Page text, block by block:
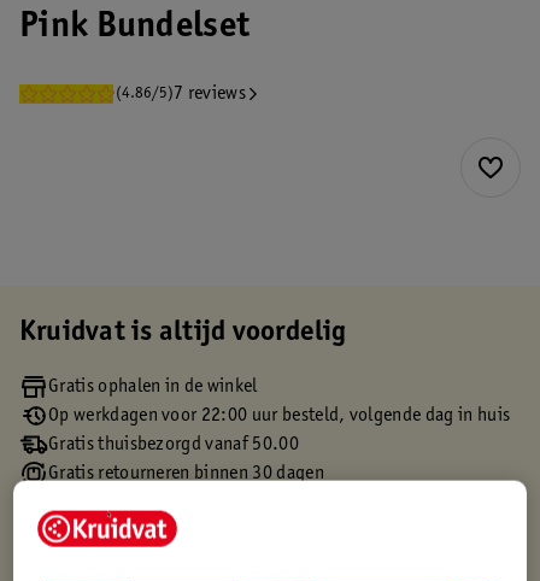
Pink Bundelset
(4.86/5) 7 reviews
Kruidvat is altijd voordelig
Gratis ophalen in de winkel
Op werkdagen voor 22:00 uur besteld, volgende dag in huis
Gratis thuisbezorgd vanaf 50.00
Gratis retourneren binnen 30 dagen